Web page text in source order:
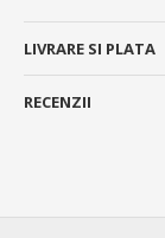
LIVRARE SI PLATA
RECENZII